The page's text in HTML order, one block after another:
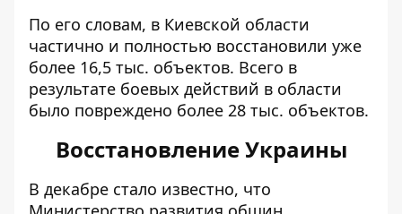
По его словам, в Киевской области
частично и полностью восстановили уже
более 16,5 тыс. объектов. Всего в
результате боевых действий в области
было повреждено более 28 тыс. объектов.
Восстановление Украины
В декабре стало известно, что